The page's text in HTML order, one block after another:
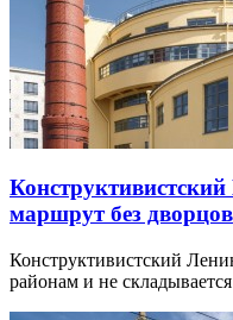
маршрут без дворцов
Конструктивистский
районам и не